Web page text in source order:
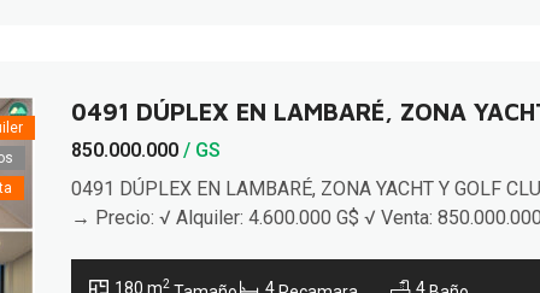
0491 DÚPLEX EN LAMBARÉ, ZONA
850.000.000 / GS
0491 DÚPLEX EN LAMBARÉ, ZONA YACHT Y GOLF
→ Precio: √ Alquiler: 4.600.000 G$ √ Venta: 850.000.000
m2 Vivienda confortable y funcional distribuida en dos
180 m2 4 4